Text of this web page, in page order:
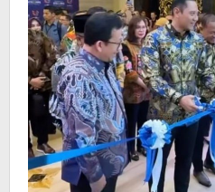
Ulayat
di
dan
ASEAN